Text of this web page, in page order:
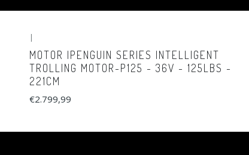
|
MOTOR IPENGUIN SERIES INTELLIGENT
TROLLING MOTOR-P125 - 36V - 125LBS -
221CM
€2.799,99